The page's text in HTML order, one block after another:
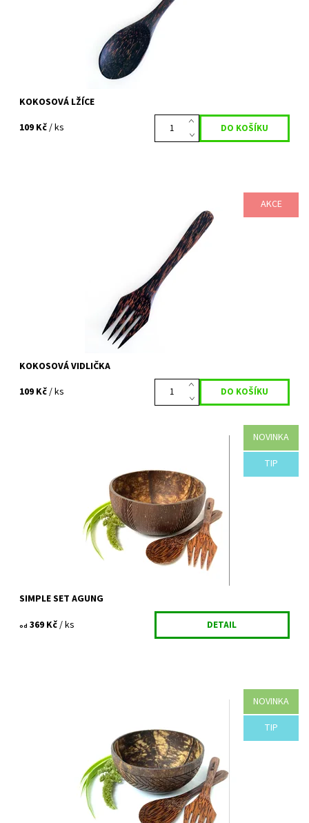
KOKOSOVÁ LŽÍCE
109 Kč/ ks
AKCE
KOKOSOVÁ VIDLIČKA
109 Kč/ ks
NOVINKA
TIP
DESIGNOVÁ KOKOSOVÁ MISKA AGUNG+ kokosová lžíce +
kokosová vidlička Simple set z kokosu pro každého milovníka
Vyprodáno
778/VEL
SIMPLE SET AGUNG
od 369 Kč/ ks DETAIL
NOVINKA
TIP
DESIGNOVÁ KOKOSOVÁ MISKA BATUR+ kokosová lžíce +
kokosová vidlička Simple set z kokosu pro každého milovníka
Vyprodáno
784/VEL